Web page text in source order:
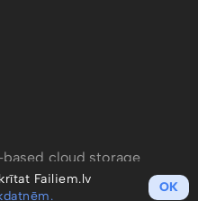
cloud storage
Failiem.lv
OK